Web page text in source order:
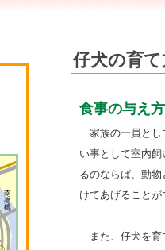
仔犬の育
食事の与え方
家族の一員とし
い事として室内
るのならば、動
けてあげること
また、仔犬を育